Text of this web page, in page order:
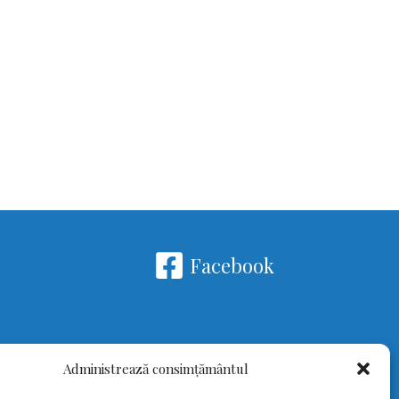
Administrează consimțământul
Facebook